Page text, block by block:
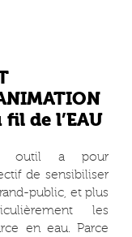
fil de l’EAU
outil a pour
de sensibiliser
public, et plus
les
en eau. Parce